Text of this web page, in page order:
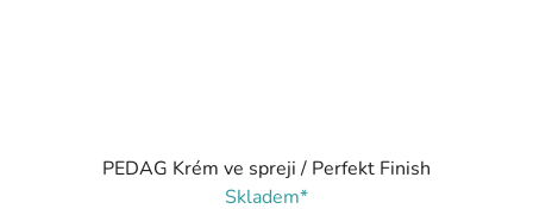
PEDAG Krém ve spreji / Perfekt Finish
Skladem*